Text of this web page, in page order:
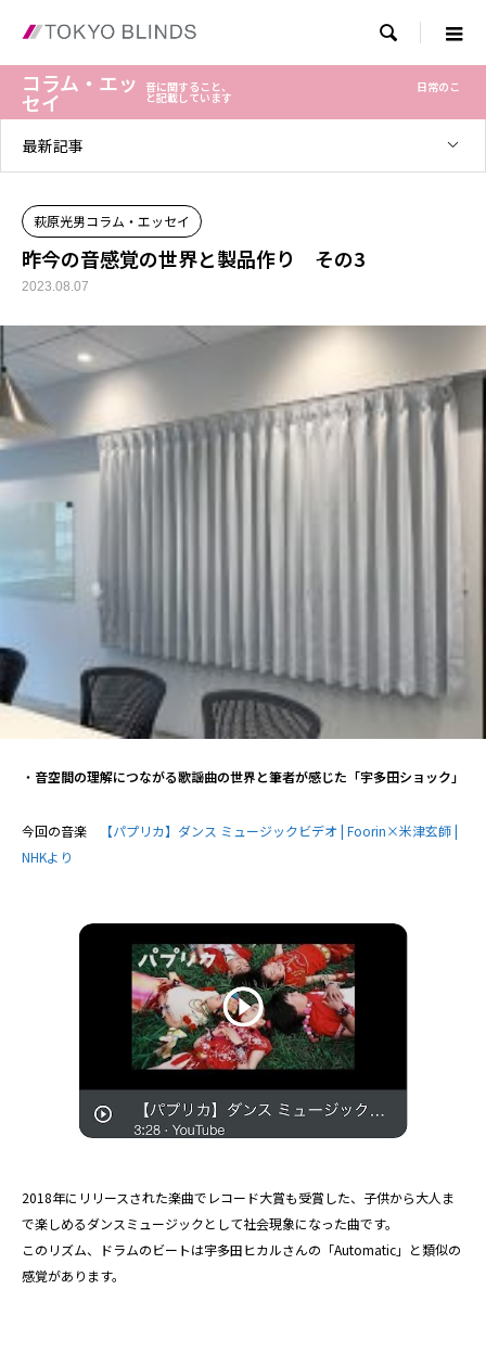

コラム・エッ
セイ
音に関すること、 日常のこ
と記載しています
最新記事
萩原光男コラム・エッセイ
昨今の音感覚の世界と製品作り その3
2023.08.07
・ 音空間の理解につながる歌謡曲の世界と筆者が感じた「宇多田ショック」
今回の音楽
【パプリカ】ダンス ミュージックビデオ | Foorin×米津玄師 |
NHKより
2018年にリリースされた楽曲でレコード大賞も受賞した、子供から大人ま
で楽しめるダンスミュージックとして社会現象になった曲です。
このリズム、ドラムのビートは宇多田ヒカルさんの「Automatic」と類似の
感覚があります。